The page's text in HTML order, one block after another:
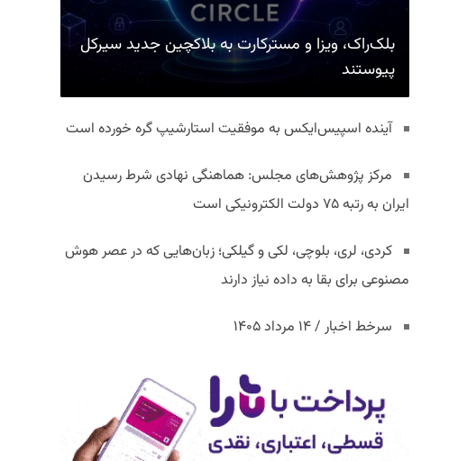
بلک‌راک، ویزا و مسترکارت به بلاکچین جدید سیرکل
پیوستند
آینده اسپیس‌ایکس به موفقیت استارشیپ گره خورده است
مرکز پژوهش‌های مجلس: هماهنگی نهادی شرط رسیدن
ایران به رتبه ۷۵ دولت الکترونیکی است
کردی، لری، بلوچی، لکی و گیلکی؛ زبان‌هایی که در عصر هوش
مصنوعی برای بقا به داده نیاز دارند
سرخط اخبار / ۱۴ مرداد ۱۴۰۵